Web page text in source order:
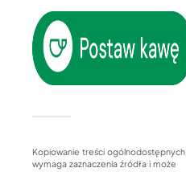
Kopiowanie treści ogólnodostępnych
wymaga zaznaczenia źródła i może